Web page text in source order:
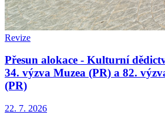
Revize
Přesun alokace - Kulturní
34. výzva Muzea (PR) a 82.
(PR)
22. 7. 2026